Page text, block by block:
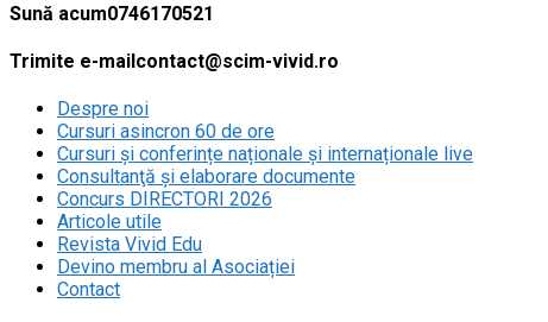
Sună acum0746170521
Trimite e-mailcontact@scim-vivid.ro
Despre noi
Cursuri asincron 60 de ore
Cursuri și conferințe naționale și internaționale live
Consultanţă și elaborare documente
Concurs DIRECTORI 2026
Articole utile
Revista Vivid Edu
Devino membru al Asociației
Contact